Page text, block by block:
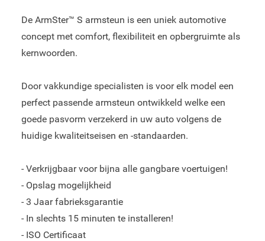
De ArmSter™ S armsteun is een uniek automotive
concept met comfort, flexibiliteit en opbergruimte als
kernwoorden.
Door vakkundige specialisten is voor elk model een
perfect passende armsteun ontwikkeld welke een
goede pasvorm verzekerd in uw auto volgens de
huidige kwaliteitseisen en -standaarden.
- Verkrijgbaar voor bijna alle gangbare voertuigen!
- Opslag mogelijkheid
- 3 Jaar fabrieksgarantie
- In slechts 15 minuten te installeren!
- ISO Certificaat